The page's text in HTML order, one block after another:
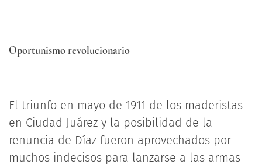
Oportunismo revolucionario
El triunfo en mayo de 1911 de los maderistas
en Ciudad Juárez y la posibilidad de la
renuncia de Díaz fueron aprovechados por
muchos indecisos para lanzarse a las armas